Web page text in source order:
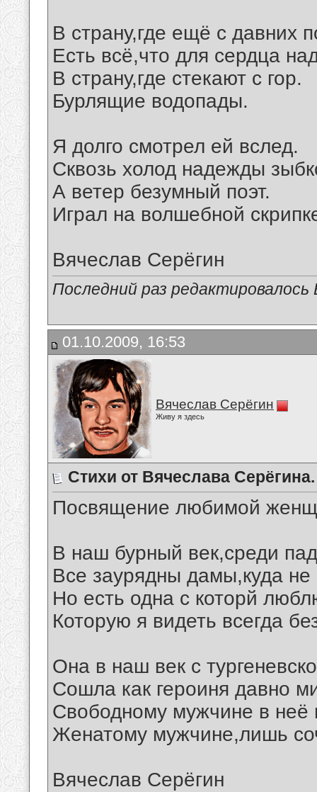
В страну,где ещё с давних
Есть всё,что для сердца
В страну,где стекают с гор.
Бурлящие водопады.
Я долго смотрел ей вслед.
Сквозь холод надежды
А ветер безумный поэт.
Играл на волшебной
Вячеслав Серёгин
Последний раз
01.10.2009, 16:53
Вячеслав Серёгин
Живу я здесь
Стихи от Вячеслава Серёгина.
Посвящение любимой
В наш бурный век,среди
Все заурядны дамы,куда не
Но есть одна с которй
Которую я видеть всегда
Она в наш век с
Сошла как героиня давно
Свободному мужчине в неё
Женатому мужчине,лишь
Вячеслав Серёгин